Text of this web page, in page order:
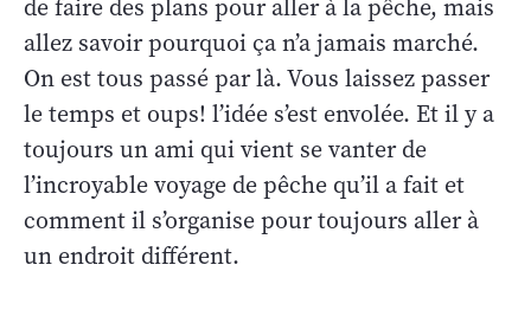
de faire des plans pour aller à la pêche, mais
allez savoir pourquoi ça n’a jamais marché.
On est tous passé par là. Vous laissez passer
le temps et oups! l’idée s’est envolée. Et il y a
toujours un ami qui vient se vanter de
l’incroyable voyage de pêche qu’il a fait et
comment il s’organise pour toujours aller à
un endroit différent.